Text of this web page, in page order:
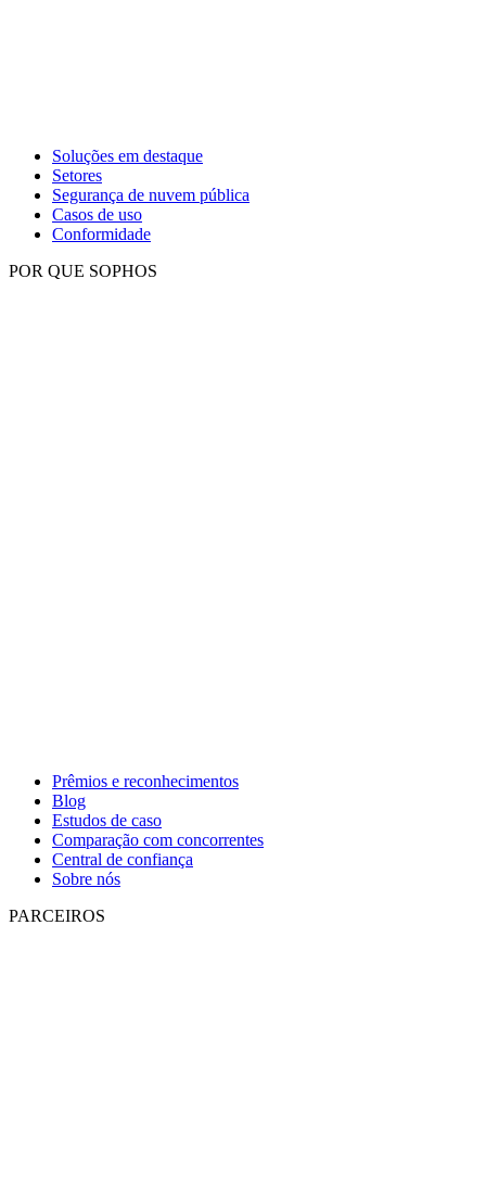
Soluções em destaque
Setores
Segurança de nuvem pública
Casos de uso
Conformidade
POR QUE SOPHOS
Prêmios e reconhecimentos
Blog
Estudos de caso
Comparação com concorrentes
Central de confiança
Sobre nós
PARCEIROS